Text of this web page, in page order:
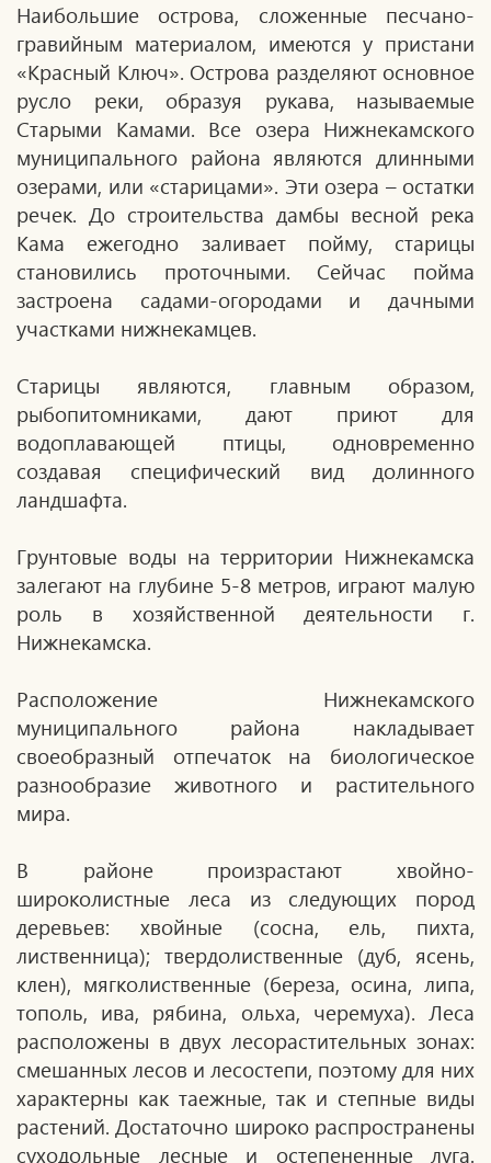
Наибольшие острова, сложенные песчано-
гравийным материалом, имеются у пристани
«Красный Ключ». Острова разделяют основное
русло реки, образуя рукава, называемые
Старыми Камами. Все озера Нижнекамского
муниципального района являются длинными
озерами, или «старицами». Эти озера – остатки
речек. До строительства дамбы весной река
Кама ежегодно заливает пойму, старицы
становились проточными. Сейчас пойма
застроена садами-огородами и дачными
участками нижнекамцев.
Старицы являются, главным образом,
рыбопитомниками, дают приют для
водоплавающей птицы, одновременно
создавая специфический вид долинного
ландшафта.
Грунтовые воды на территории Нижнекамска
залегают на глубине 5-8 метров, играют малую
роль в хозяйственной деятельности г.
Нижнекамска.
Расположение Нижнекамского
муниципального района накладывает
своеобразный отпечаток на биологическое
разнообразие животного и растительного
мира.
В районе произрастают хвойно-
широколистные леса из следующих пород
деревьев: хвойные (сосна, ель, пихта,
лиственница); твердолиственные (дуб, ясень,
клен), мягколиственные (береза, осина, липа,
тополь, ива, рябина, ольха, черемуха). Леса
расположены в двух лесорастительных зонах:
смешанных лесов и лесостепи, поэтому для них
характерны как таежные, так и степные виды
растений. Достаточно широко распространены
суходольные лесные и остепененные луга.